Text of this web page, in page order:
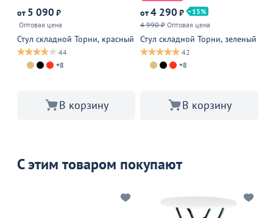
от 5 090 ₽
Оптовая цена
Стул складной Торни, красный
44
+8
В корзину
от4 290 ₽
15
4 990 ₽ Оптовая цена
Стул складной Торни, зеленый
42
+8
В корзину
С этим товаром покупают